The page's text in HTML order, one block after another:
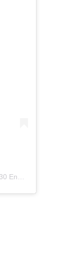
30 Ene, 2019 a las 4:28 PST